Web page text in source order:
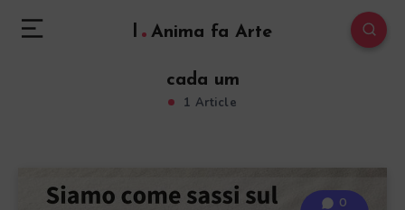
l Anima fa Arte
cada um
1 Article
0